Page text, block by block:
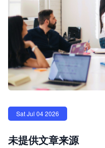
Sat Jul 04 2026
未提供文章来源